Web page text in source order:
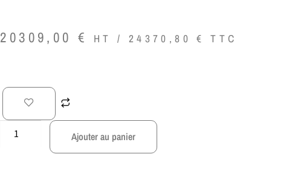
20309,00 € HT / 24370,80€ TTC
Ajouter au panier